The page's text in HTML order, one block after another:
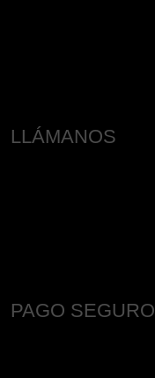
LLÁMANOS
PAGO SEGURO